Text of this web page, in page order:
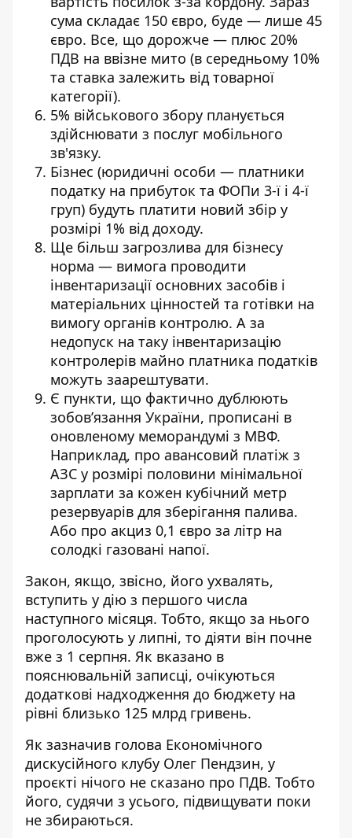
сума складає 150 євро, буде — лише 45
євро. Все, що дорожче — плюс 20%
ПДВ на ввізне мито (в середньому 10%
та ставка залежить від товарної
категорії).
5% військового збору планується
здійснювати з послуг мобільного
зв'язку.
Бізнес (юридичні особи — платники
податку на прибуток та ФОПи 3-ї і 4-ї
груп) будуть платити новий збір у
розмірі 1% від доходу.
Ще більш загрозлива для бізнесу
норма — вимога проводити
інвентаризації основних засобів і
матеріальних цінностей та готівки на
вимогу органів контролю. А за
недопуск на таку інвентаризацію
контролерів майно платника податків
можуть заарештувати.
Є пункти, що фактично дублюють
зобовʼязання України, прописані в
оновленому меморандумі з МВФ.
Наприклад, про авансовий платіж з
АЗС у розмірі половини мінімальної
зарплати за кожен кубічний метр
резервуарів для зберігання палива.
Або про акциз 0,1 євро за літр на
солодкі газовані напої.
Закон, якщо, звісно, його ухвалять,
вступить у дію з першого числа
наступного місяця. Тобто, якщо за нього
проголосують у липні, то діяти він почне
вже з 1 серпня. Як вказано в
пояснювальній записці, очікуються
додаткові надходження до бюджету на
рівні близько 125 млрд гривень.
Як зазначив голова Економічного
дискусійного клубу Олег Пендзин, у
проєкті нічого не сказано про ПДВ. Тобто
його, судячи з усього, підвищувати поки
не збираються.